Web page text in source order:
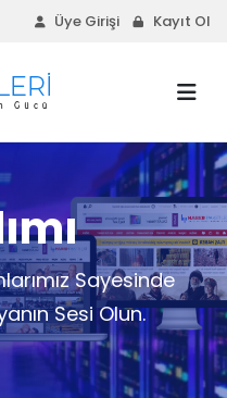
Üye Girişi Kayıt Ol
Sayesinde
Sesi Olun.